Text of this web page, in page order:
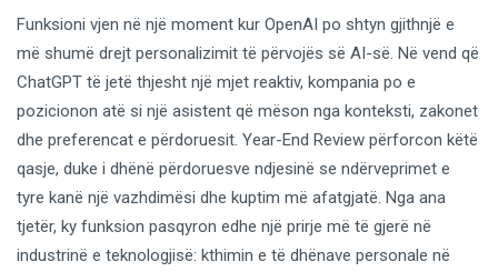
Funksioni vjen në një moment kur OpenAI po shtyn gjithnjë e
më shumë drejt personalizimit të përvojës së AI-së. Në vend që
ChatGPT të jetë thjesht një mjet reaktiv, kompania po e
pozicionon atë si një asistent që mëson nga konteksti, zakonet
dhe preferencat e përdoruesit. Year-End Review përforcon këtë
qasje, duke i dhënë përdoruesve ndjesinë se ndërveprimet e
tyre kanë një vazhdimësi dhe kuptim më afatgjatë. Nga ana
tjetër, ky funksion pasqyron edhe një prirje më të gjerë në
industrinë e teknologjisë: kthimin e të dhënave personale në